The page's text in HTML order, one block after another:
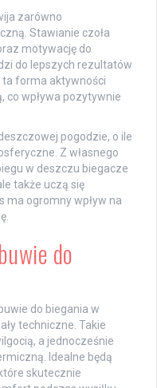
zarówno
Stawianie czoła
motywację do
do lepszych rezultatów
ta forma aktywności
co wpływa pozytywnie
pogodzie, o ile
Z własnego
w deszczu biegacze
także uczą się
ma ogromny wpływ na
do
do biegania w
techniczne. Takie
a jednocześnie
Idealne będą
skutecznie